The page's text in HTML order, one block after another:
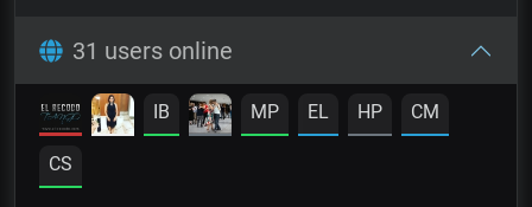
31 users online
IB MP EL HP CM
CS